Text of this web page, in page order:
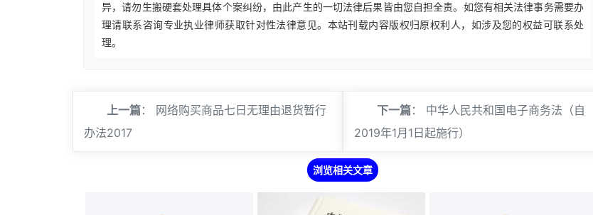
异，请勿生搬硬套处理具体个案纠纷，由此产生的一切法律后果皆由您自担全责。如您有相关法律事务需要办
理请联系咨询专业执业律师获取针对性法律意见。本站刊载内容版权归原权利人，如涉及您的权益可联系处
理。
上一篇： 网络购买商品七日无理由退货暂行
办法2017
下一篇： 中华人民共和国电子商务法（自
2019年1月1日起施行）
浏览相关文章